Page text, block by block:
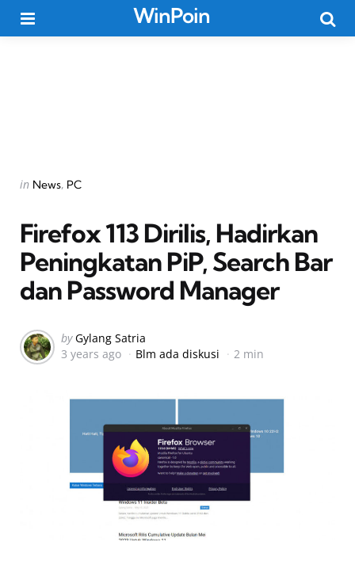
WinPoin
Categories
Posted
in News PC
Firefox 113 Dirilis, Hadirkan
Peningkatan PiP, Search Bar
dan Password Manager
Posted
by
by Gylang Satria
3 years ago
Blm ada diskusi 2 min